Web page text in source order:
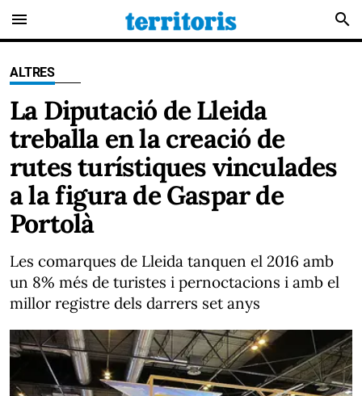
menu search
ALTRES
La Diputació de Lleida
treballa en la creació de
rutes turístiques vinculades
a la figura de Gaspar de
Portolà
Les comarques de Lleida tanquen el 2016 amb
un 8% més de turistes i pernoctacions i amb el
millor registre dels darrers set anys